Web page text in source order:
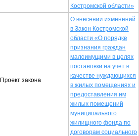
Костромской области»
Проект закона
О внесении изменений
в Закон Костромской
области «О порядке
признания граждан
малоимущими в целях
постановки на учет в
качестве нуждающихся
в жилых помещениях и
предоставления им
жилых помещений
муниципального
жилищного фонда по
договорам социального